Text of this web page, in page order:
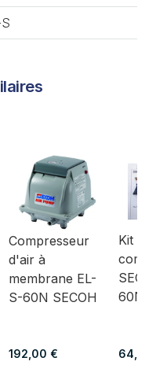
Compresseur
d'air à
membrane EL-
S-60N SECOH
192,00 €
Kit
60N
64,80